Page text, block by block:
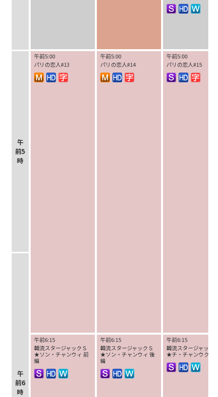
午
前5
時
午前5:00
パリの恋人#13
午前5:00
パリの恋人#14
午前5:00
パリの恋人#15
午
前6
時
午前6:15
韓流スタージャックＳ
★ソン・チャンウィ 前
編
午前6:15
韓流スタージャックＳ
★ソン・チャンウィ 後
編
午前6:15
韓流スタージャック
★チ・チャンウク 前